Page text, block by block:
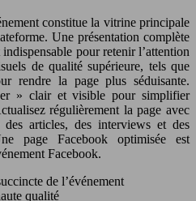
constitue la vitrine principale
Une présentation complète
pour retenir l’attention
de qualité supérieure, tels que
rendre la page plus séduisante.
» clair et visible pour simplifier
régulièrement la page avec
articles, des interviews et des
page Facebook optimisée est
Facebook.
de l’événement
qualité